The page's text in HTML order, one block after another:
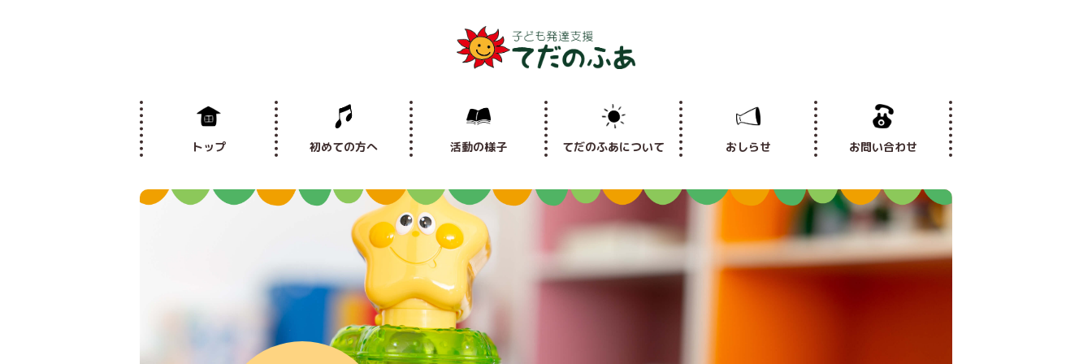
トップ 初めての方へ 活動の様子 てだのふあについて おしらせ お問い合わせ